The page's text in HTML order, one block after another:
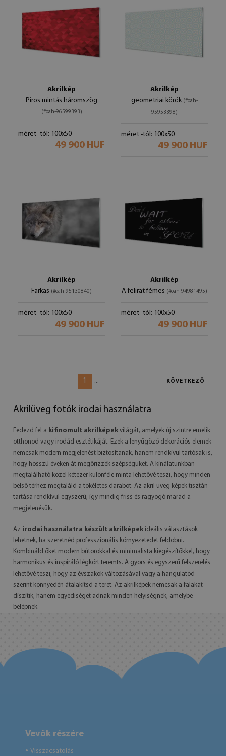
Akrilkép
Piros mintás háromszög
(#oah-96599393)
méret -tól: 100x50
49 900 HUF
Akrilkép
geometriai körök (#oah-
95953398)
méret -tól: 100x50
49 900 HUF
Akrilkép
Farkas (#oah-95130840)
méret -tól: 100x50
49 900 HUF
Akrilkép
A felirat fémes (#oah-94981495)
méret -tól: 100x50
49 900 HUF
1 ... KÖVETKEZŐ
Akrilüveg fotók irodai használatra
Fedezd fel a kifinomult akrilképek világát, amelyek új szintre emelik
otthonod vagy irodád esztétikáját. Ezek a lenyűgöző dekorációs elemek
nemcsak modern megjelenést biztosítanak, hanem rendkívül tartósak is,
hogy hosszú éveken át megőrizzék szépségüket. A kínálatunkban
megtalálható közel kétezer különféle minta lehetővé teszi, hogy minden
belső térhez megtaláld a tökéletes darabot. Az akril üveg képek tisztán
tartása rendkívül egyszerű, így mindig friss és ragyogó marad a
megjelenésük.
Az irodai használatra készült akrilképek ideális választások
lehetnek, ha szeretnéd professzionális környezetedet feldobni.
Kombináld őket modern bútorokkal és minimalista kiegészítőkkel, hogy
harmonikus és inspiráló légkört teremts. A gyors és egyszerű felszerelés
lehetővé teszi, hogy az évszakok változásával vagy a hangulatod
szerint könnyedén átalakítsd a teret. Az akrilképek nemcsak a falakat
díszítik, hanem egyediséget adnak minden helyiségnek, amelybe
belépnek.
Vevők részére
● Visszacsatolás